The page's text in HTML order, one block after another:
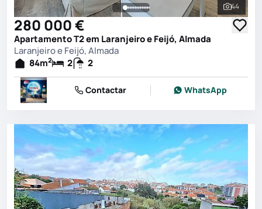
Ver
44
280 000 €
Apartamento T2 em Laranjeiro e Feijó, Almada
Laranjeiro e Feijó, Almada
84m2 2 2
Contactar WhatsApp